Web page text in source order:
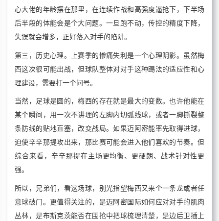
心大佬的年龄摆在那里，在连续作战和高强度逼抢下，下半场
后半段的体能会是个大问题。一旦跑不动，传控的精度下降，
失误就会增多，正好落入对手的陷阱。
第三，历史心理。上赛季的惨痛失利是一个心理阴影。虽然梅
西这次很可能出战，但球队整体对对手这种踢法的适应性和心
理建设，需要打一个问号。
当然，足球是圆的，梅西的存在就是最大的变数。也许他能在
某个瞬间，用一次不讲理的左脚内切弧线球，或者一脚撕裂整
条防线的贴地直塞，改变战局。如果迈阿密能率先取得进球，
迫使辛辛那提攻出来，那比赛可能会进入他们喜欢的节奏。但
综合来看，辛辛那提在主场更均衡、更硬朗、战术针对性更
强。
所以，兄弟们，看这场球，别光指望梅西又来个一条龙或者任
意球破门。更值得关注的，是迈阿密国际如何应对对手的肌肉
丛林，是布斯克茨能否在围抢中把球梳理清楚，是边后卫插上